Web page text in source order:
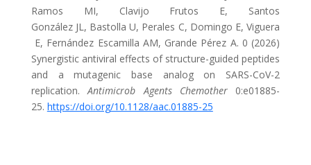
Ramos MI, Clavijo Frutos E, Santos
González JL, Bastolla U, Perales C, Domingo E, Viguera
E, Fernández Escamilla AM, Grande Pérez A. 0 (2026)
Synergistic antiviral effects of structure-guided peptides
and a mutagenic base analog on SARS-CoV-2
replication.Antimicrob Agents Chemother0:e01885-
25. https://doi.org/10.1128/aac.01885-25